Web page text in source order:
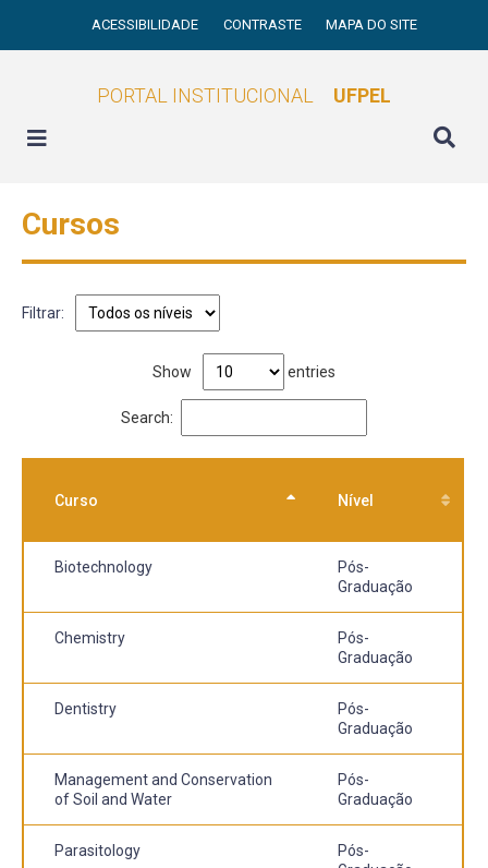
ACESSIBILIDADE CONTRASTE MAPA DO SITE
PORTAL INSTITUCIONAL UFPEL
Cursos
Filtrar:
Show entries
Search:
Curso Nível
Biotechnology
Pós-
Graduação
Chemistry
Pós-
Graduação
Dentistry
Pós-
Graduação
Management and Conservation
of Soil and Water
Pós-
Graduação
Parasitology
Pós-